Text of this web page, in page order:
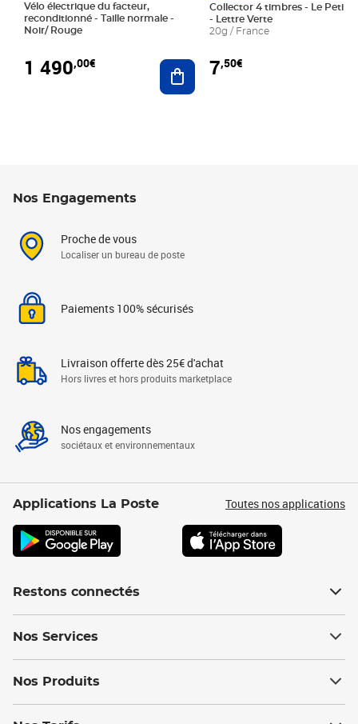
Vélo électrique du facteur,
reconditionné - Taille normale -
Noir/ Rouge
1 490,00€ Ajouter au panier
Collector 4 timbres - Le Petit
- Lettre Verte
20g / France
7,50€
Nos Engagements
Proche de vous
Localiser un bureau de poste
Paiements 100% sécurisés
Livraison offerte dès 25€ d'achat
Hors livres et hors produits marketplace
Nos engagements
sociétaux et environnementaux
Applications La Poste Toutes nos applications
Restons connectés
Nos Services
Nos Produits